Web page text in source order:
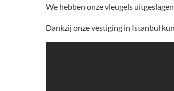
We hebben onze vleugels
Dankzij onze vestiging in Istanbul